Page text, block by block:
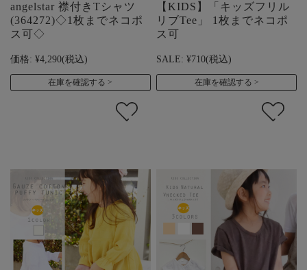
angelstar 襟付きTシャツ
(364272)◇1枚までネコポ
ス可◇
価格: ¥4,290(税込)
在庫を確認する
【KIDS】「キッズフリル
リブTee」 1枚までネコポ
ス可
SALE: ¥710(税込)
在庫を確認する